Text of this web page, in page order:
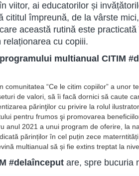
viitor, ai educatorilor și
cititul împreună, de la vârste
această rutină este
relaționarea cu copiii.
multianual CITIM
comunitatea “Ce le citim copiilor” a unor
de valori, să îi facă dornici să caute
părinţilor cu privire la rolul
pentru frumos şi promovarea
anul 2021 a unui program de oferire, la
părinților în cel puțin zece
multianual să și fie extins treptat la
#delaînceput are, spre bucuria